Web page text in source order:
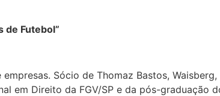
de Futebol”
Sócio de Thomaz Bastos,
em Direito da FGV/SP e da pós-graduação